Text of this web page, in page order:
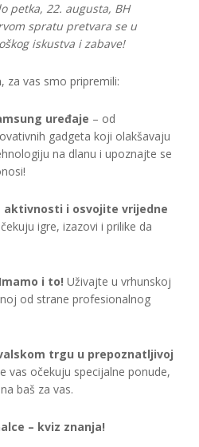
petka, 22. augusta, BH
spratu pretvara se u
iskustva i zabave!
za vas smo pripremili:
uređaje – od
gadgeta koji olakšavaju
na dlanu i upoznajte se
aktivnosti i osvojite vrijedne
igre, izazovi i prilike da
i to! Uživajte u vrhunskoj
od strane profesionalnog
trgu u prepoznatljivoj
vas očekuju specijalne ponude,
baš za vas.
– kviz znanja!